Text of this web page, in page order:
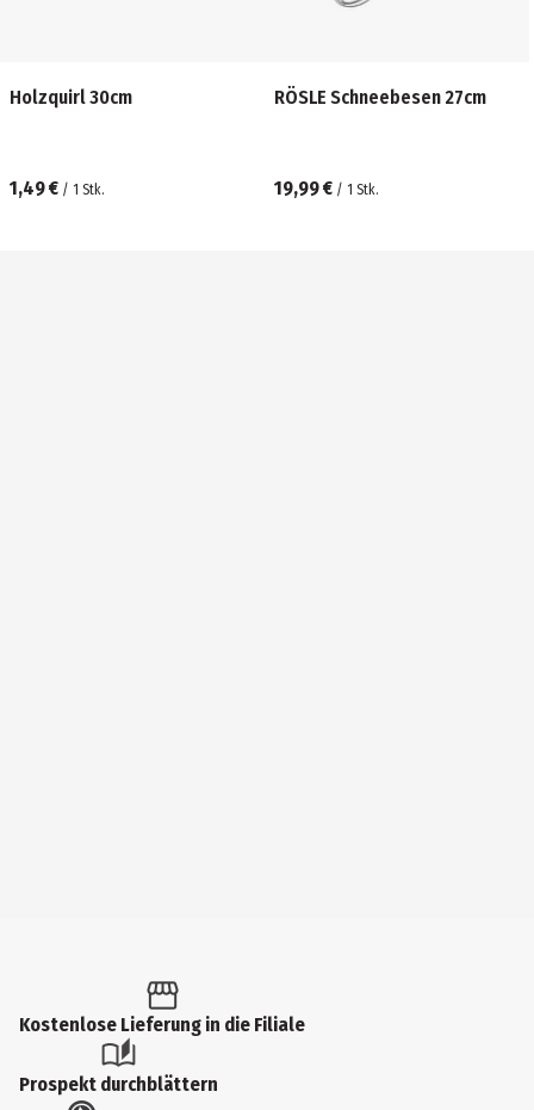
Holzquirl 30cm
1,49 € / 1 Stk.
RÖSLE Schneebesen 27cm
19,99 € / 1 Stk.
Kostenlose Lieferung in die Filiale
Prospekt durchblättern